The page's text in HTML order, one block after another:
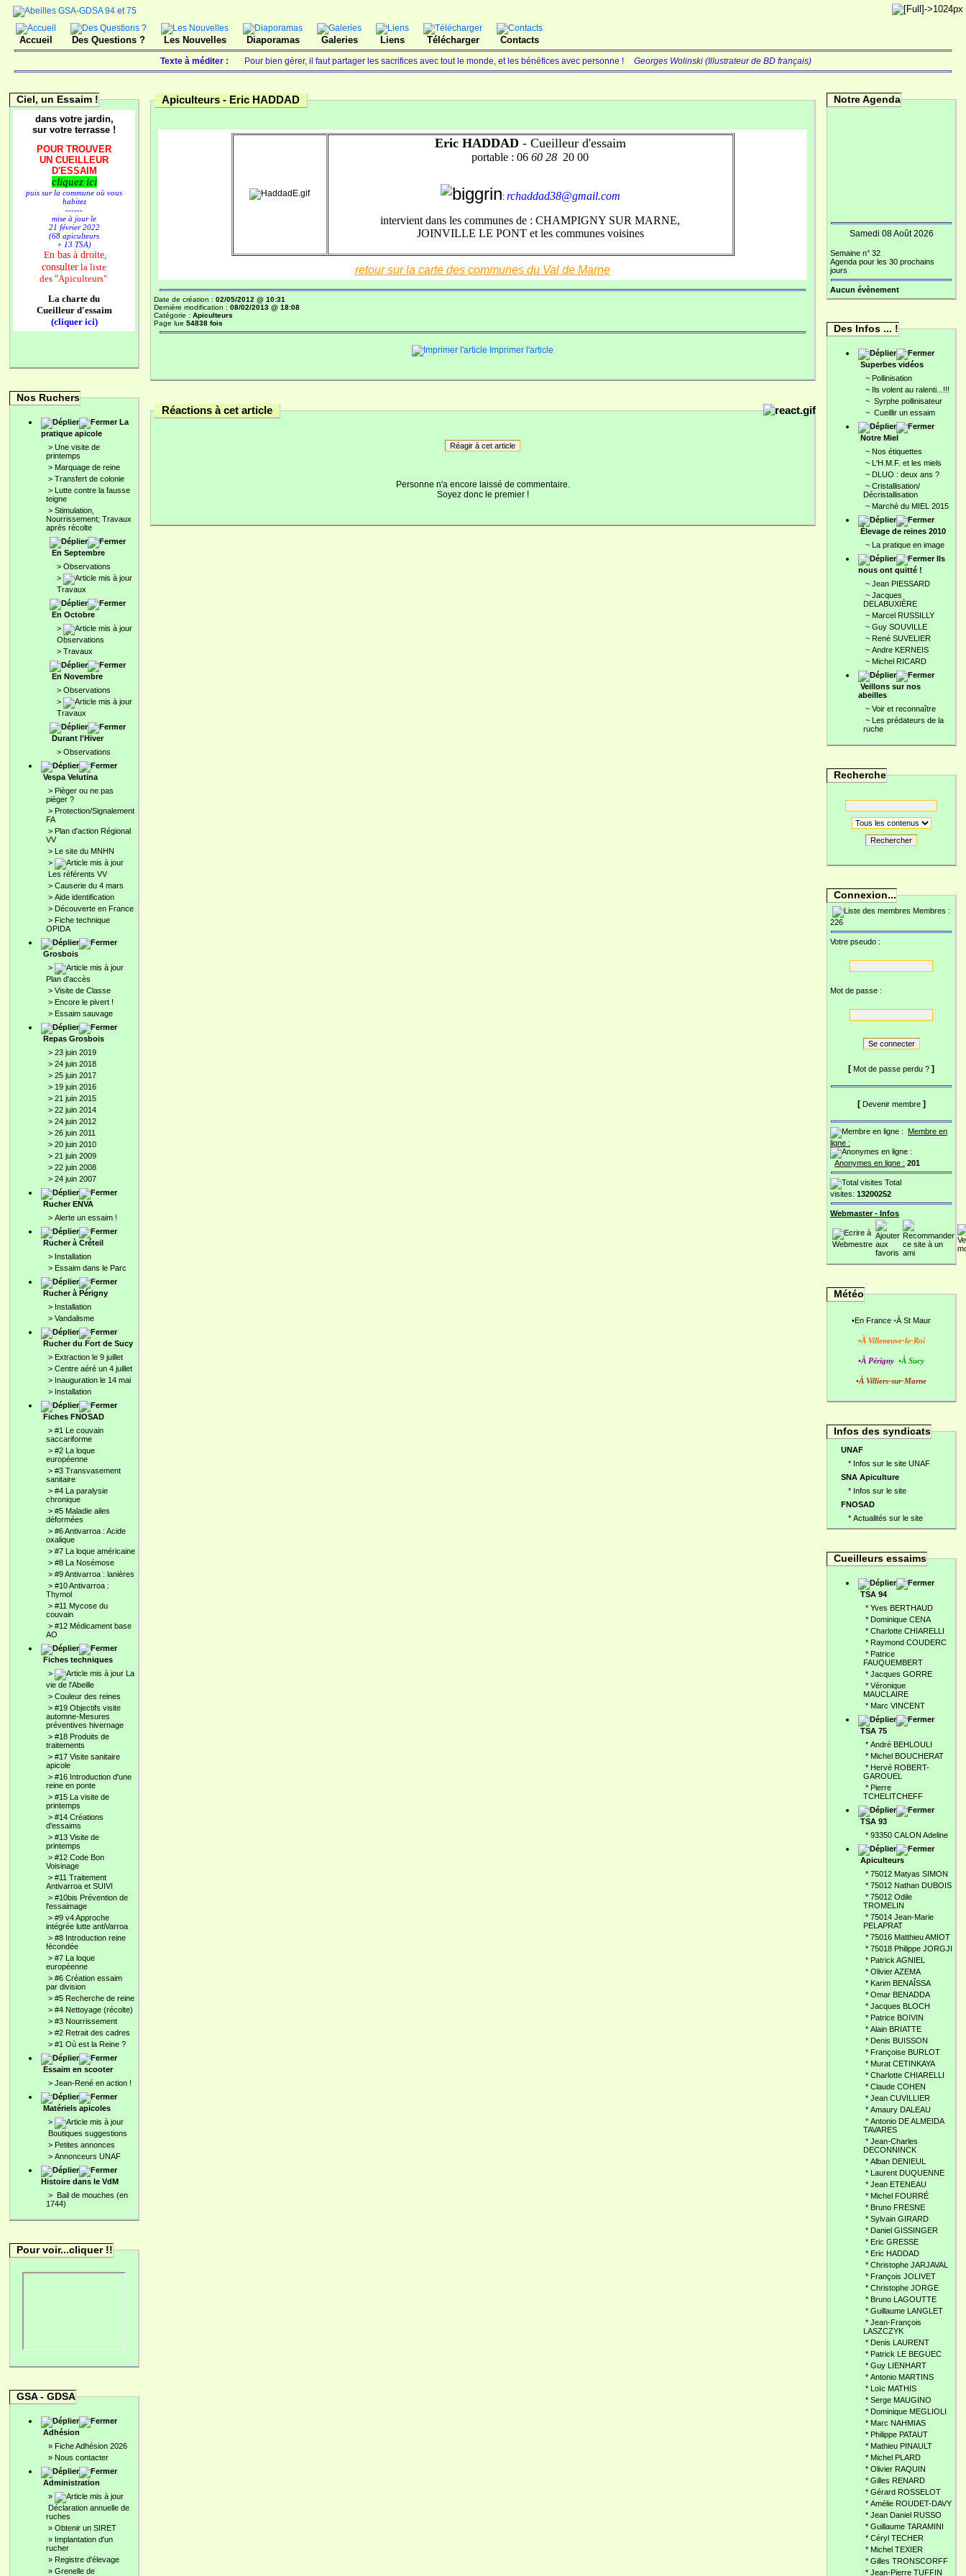
Accueil Des Questions ? Les Nouvelles Diaporamas Galeries Liens Télécharger Contacts
Texte à méditer : Pour bien gérer, il faut partager les sacrifices avec tout le monde, et les bénéfices avec personne ! Georges Wolinski (Illustrateur de BD français)
Ciel, un Essaim !
dans votre jardin,
sur votre terrasse !
POUR TROUVER
UN CUEILLEUR
D'ESSAIM
cliquez ici
puis sur la commune où vous
habitez
------
mise à jour le
21 février 2022
(68 apiculteurs
+ 13 TSA)
En bas à droite,
consulter la liste
des "Apiculteurs"
La charte du
Cueilleur d'essaim
(cliquer ici)
Nos Ruchers
La
pratique apicole
> Une visite de
printemps
> Marquage de reine
> Transfert de colonie
> Lutte contre la fausse
teigne
> Stimulation,
Nourrissement; Travaux
après récolte
En Septembre
> Observations
>
Travaux
En Octobre
>
Observations
> Travaux
En Novembre
> Observations
>
Travaux
Durant l'Hiver
> Observations
Vespa Velutina
> Pièger ou ne pas
piéger ?
> Protection/Signalement
FA
> Plan d'action Régional
VV
> Le site du MNHN
>
Les référents VV
> Causerie du 4 mars
> Aide identification
> Découverte en France
> Fiche technique
OPIDA
Grosbois
>
Plan d'accès
> Visite de Classe
> Encore le pivert !
> Essaim sauvage
Repas Grosbois
> 23 juin 2019
> 24 juin 2018
> 25 juin 2017
> 19 juin 2016
> 21 juin 2015
> 22 juin 2014
> 24 juin 2012
> 26 juin 2011
> 20 juin 2010
> 21 juin 2009
> 22 juin 2008
> 24 juin 2007
Rucher ENVA
> Alerte un essaim !
Rucher à Créteil
> Installation
> Essaim dans le Parc
Rucher à Périgny
> Installation
> Vandalisme
Rucher du Fort de Sucy
> Extraction le 9 juillet
> Centre aéré un 4 juillet
> Inauguration le 14 mai
> Installation
Fiches FNOSAD
> #1 Le couvain
saccariforme
> #2 La loque
européenne
> #3 Transvasement
sanitaire
> #4 La paralysie
chronique
> #5 Maladie ailes
déformées
> #6 Antivarroa : Acide
oxalique
> #7 La loque américaine
> #8 La Nosémose
> #9 Antivarroa : lanières
> #10 Antivarroa :
Thymol
> #11 Mycose du
couvain
> #12 Médicament base
AO
Fiches techniques
>
La
vie de l'Abeille
> Couleur des reines
> #19 Objectifs visite
automne-Mesures
préventives hivernage
> #18 Produits de
traitements
> #17 Visite sanitaire
apicole
> #16 Introduction d'une
reine en ponte
> #15 La visite de
printemps
> #14 Créations
d'essaims
> #13 Visite de
printemps
> #12 Code Bon
Voisinage
> #11 Traitement
Antivarroa et SUIVI
> #10bis Prévention de
l'essaimage
> #9 v4 Approche
intégrée lutte antiVarroa
> #8 Introduction reine
fécondée
> #7 La loque
européenne
> #6 Création essaim
par division
> #5 Recherche de reine
> #4 Nettoyage (récolte)
> #3 Nourrissement
> #2 Retrait des cadres
> #1 Où est la Reine ?
Essaim en scooter
> Jean-René en action !
Matériels apicoles
>
Boutiques suggestions
> Petites annonces
> Annonceurs UNAF
Histoire dans le VdM
> Bail de mouches (en
1744)
Pour voir...cliquer !!
GSA - GDSA
Adhésion
» Fiche Adhésion 2026
» Nous contacter
Administration
»
Déclaration annuelle de
ruches
» Obtenir un SIRET
» Implantation d'un
rucher
» Registre d'élevage
» Grenelle de
Apiculteurs - Eric HADDAD
Eric HADDAD - Cueilleur d'essaim
portable : 06 60 28 20 00
: rchaddad38@gmail.com
intervient dans les communes de : CHAMPIGNY SUR MARNE,
JOINVILLE LE PONT et les communes voisines
retour sur la carte des communes du Val de Marne
Date de création : 02/05/2012 @ 10:31
Dernière modification : 08/02/2013 @ 18:08
Catégorie : Apiculteurs
Page lue 54838 fois
Imprimer l'article
Réactions à cet article
Réagir à cet article
Personne n'a encore laissé de commentaire.
Soyez donc le premier !
Notre Agenda
Samedi 08 Août 2026
Semaine n° 32
Agenda pour les 30 prochains
jours
Aucun évènement
Des Infos ... !
Superbes vidéos
~ Pollinisation
~ Ils volent au ralenti...!!!
~ Syrphe pollinisateur
~ Cueillir un essaim
Notre Miel
~ Nos étiquettes
~ L'H.M.F. et les miels
~ DLUO : deux ans ?
~ Cristallisation/
Décristallisation
~ Marché du MIEL 2015
Élevage de reines 2010
~ La pratique en image
Ils
nous ont quitté !
~ Jean PIESSARD
~ Jacques
DELABUXIÈRE
~ Marcel RUSSILLY
~ Guy SOUVILLE
~ René SUVELIER
~ Andre KERNEIS
~ Michel RICARD
Veillons sur nos
abeilles
~ Voir et reconnaître
~ Les prédateurs de la
ruche
Recherche
Rechercher
Connexion...
Membres :
226
Votre pseudo :
Mot de passe :
[ Mot de passe perdu ? ]
[ Devenir membre]
Membre en
ligne :
Anonymes en ligne : 201
Total
visites: 13200252
Webmaster - Infos
Météo
•En France •À St Maur
•À Villeneuve-le-Roi
•À Périgny •À Sucy
•À Villiers-sur-Marne
Infos des syndicats
UNAF
* Infos sur le site UNAF
SNA Apiculture
* Infos sur le site
FNOSAD
* Actualités sur le site
Cueilleurs essaims
TSA 94
* Yves BERTHAUD
* Dominique CENA
* Charlotte CHIARELLI
* Raymond COUDERC
* Patrice
FAUQUEMBERT
* Jacques GORRE
* Véronique
MAUCLAIRE
* Marc VINCENT
TSA 75
* André BEHLOULI
* Michel BOUCHERAT
* Hervé ROBERT-
GAROUEL
* Pierre
TCHELITCHEFF
TSA 93
* 93350 CALON Adeline
Apiculteurs
* 75012 Matyas SIMON
* 75012 Nathan DUBOIS
* 75012 Odile
TROMELIN
* 75014 Jean-Marie
PELAPRAT
* 75016 Matthieu AMIOT
* 75018 Philippe JORGJI
* Patrick AGNIEL
* Olivier AZEMA
* Karim BENAÎSSA
* Omar BENADDA
* Jacques BLOCH
* Patrice BOIVIN
* Alain BRIATTE
* Denis BUISSON
* Françoise BURLOT
* Murat CETINKAYA
* Charlotte CHIARELLI
* Claude COHEN
* Jean CUVILLIER
* Amaury DALEAU
* Antonio DE ALMEIDA
TAVARES
* Jean-Charles
DECONNINCK
* Alban DENIEUL
* Laurent DUQUENNE
* Jean ETENEAU
* Michel FOURRÉ
* Bruno FRESNE
* Sylvain GIRARD
* Daniel GISSINGER
* Eric GRESSE
* Eric HADDAD
* Christophe JARJAVAL
* François JOLIVET
* Christophe JORGE
* Bruno LAGOUTTE
* Guillaume LANGLET
* Jean-François
LASZCZYK
* Denis LAURENT
* Patrick LE BEGUEC
* Guy LIENHART
* Antonio MARTINS
* Loïc MATHIS
* Serge MAUGINO
* Dominique MEGLIOLI
* Marc NAHMIAS
* Philippe PATAUT
* Mathieu PINAULT
* Michel PLARD
* Olivier RAQUIN
* Gilles RENARD
* Gérard ROSSELOT
* Amélie ROUDET-DAVY
* Jean Daniel RUSSO
* Guillaume TARAMINI
* Céryl TECHER
* Michel TEXIER
* Gilles TRONSCORFF
* Jean-Pierre TUFFIN